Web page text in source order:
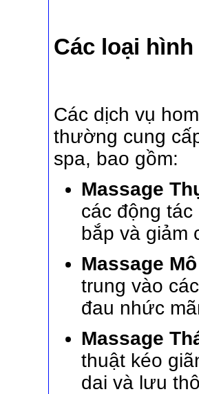
Các loại
Các dịch vụ
thường cung
spa, bao gồm:
Massage
các động
bắp và giảm
Massage
trung vào
đau nhức
Massage
thuật kéo
dai và lưu